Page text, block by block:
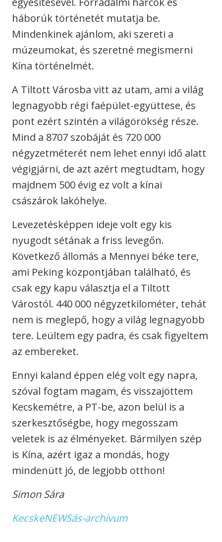
háborúk történetét mutatja be.
Mindenkinek ajánlom, aki szereti a
múzeumokat, és szeretné megismerni
Kína történelmét.
A Tiltott Városba vitt az utam, ami a világ
legnagyobb régi faépület-együttese, és
pont ezért szintén a világörökség része.
Mind a 8707 szobáját és 720 000
négyzetméterét nem lehet ennyi idő alatt
végigjárni, de azt azért megtudtam, hogy
majdnem 500 évig ez volt a kínai
császárok lakóhelye.
Levezetésképpen ideje volt egy kis
nyugodt sétának a friss levegőn.
Következő állomás a Mennyei béke tere,
ami Peking központjában található, és
csak egy kapu választja el a Tiltott
Várostól. 440 000 négyzetkilométer, tehát
nem is meglepő, hogy a világ legnagyobb
tere. Leültem egy padra, és csak figyeltem
az embereket.
Ennyi kaland éppen elég volt egy napra,
szóval fogtam magam, és visszajöttem
Kecskemétre, a PT-be, azon belül is a
szerkesztőségbe, hogy megosszam
veletek is az élményeket. Bármilyen szép
is Kína, azért igaz a mondás, hogy
mindenütt jó, de legjobb otthon!
Simon Sára
KecskeNEWSás-archívum